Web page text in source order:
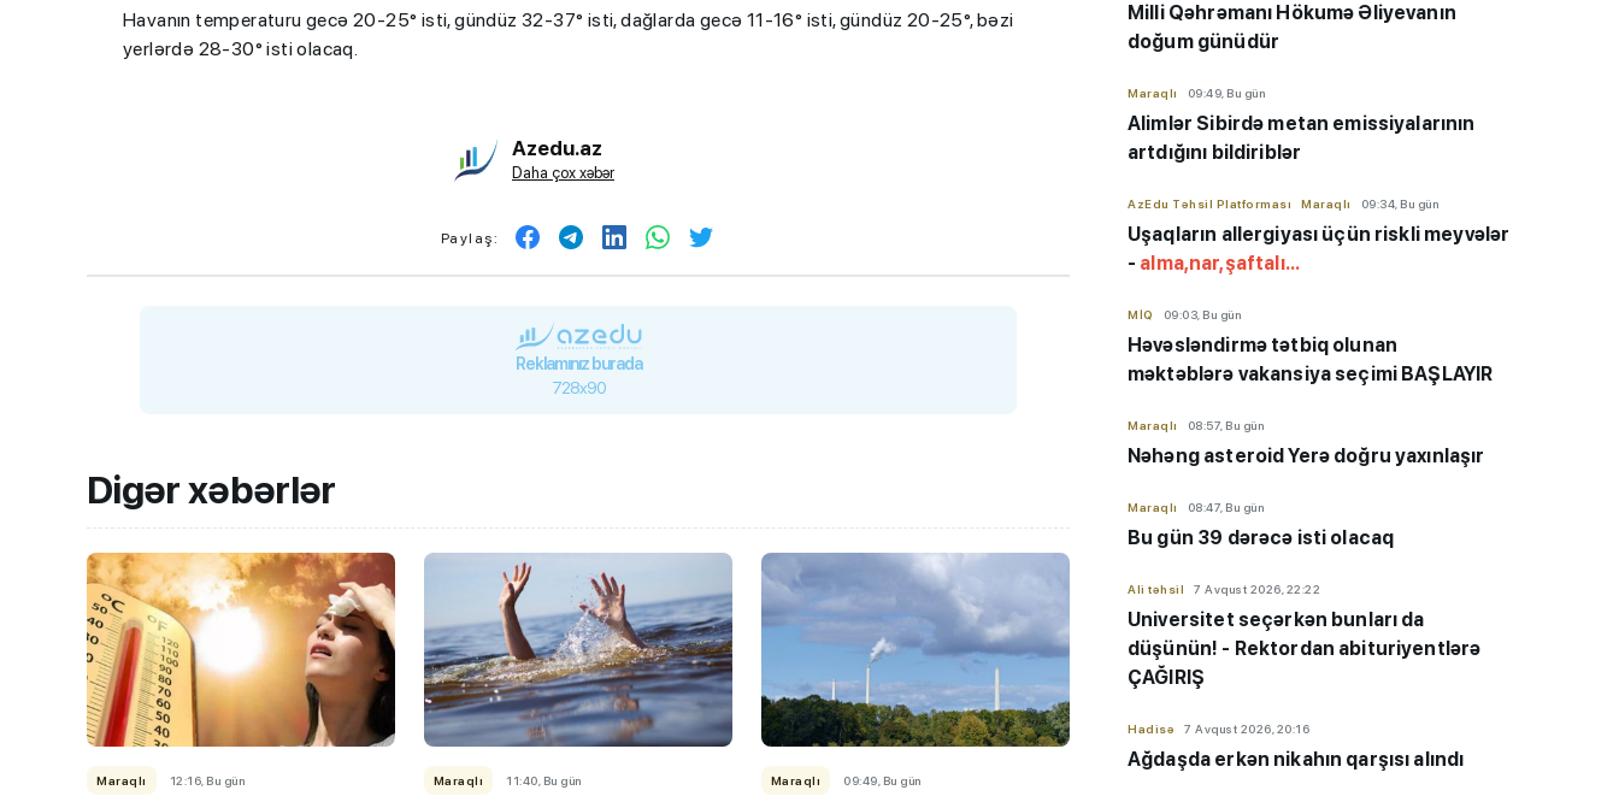
Havanın temperaturu gecə 20-25° isti, gündüz 32-37° isti, dağlarda gecə 11-16° isti, gündüz 20-25°, bəzi
yerlərdə 28-30° isti olacaq.
Azedu.az
Daha çox xəbər
Paylaş:
Reklamınız burada
728x90
Digər xəbərlər
Maraqlı 12:16, Bu gün Maraqlı 11:40, Bu gün Maraqlı 09:49, Bu gün
Milli Qəhrəmanı Hökumə Əliyevanın
doğum günüdür
Maraqlı 09:49, Bu gün
Alimlər Sibirdə metan emissiyalarının
artdığını bildiriblər
AzEdu Təhsil Platforması Maraqlı 09:34, Bu gün
Uşaqların allergiyası üçün riskli meyvələr
- alma,nar,şaftalı...
MİQ 09:03, Bu gün
Həvəsləndirmə tətbiq olunan
məktəblərə vakansiya seçimi BAŞLAYIR
Maraqlı 08:57, Bu gün
Nəhəng asteroid Yerə doğru yaxınlaşır
Maraqlı 08:47, Bu gün
Bu gün 39 dərəcə isti olacaq
Ali təhsil 7 Avqust 2026, 22:22
Universitet seçərkən bunları da
düşünün! - Rektordan abituriyentlərə
ÇAĞIRIŞ
Hadisə 7 Avqust 2026, 20:16
Ağdaşda erkən nikahın qarşısı alındı